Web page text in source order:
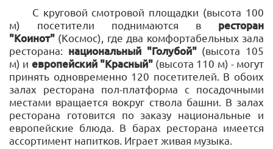
С круговой смотровой площадки (высота 100
м) посетители поднимаются в ресторан
"Коинот" (Космос), где два комфортабельных зала
ресторана: национальный "Голубой"(высота 105
м) и европейский "Красный"(высота 110 м) - могут
принять одновременно 120 посетителей. В обоих
залах ресторана пол-платформа с посадочными
местами вращается вокруг ствола башни. В залах
ресторана готовится по заказу национальные и
европейские блюда. В барах ресторана имеется
ассортимент напитков. Играет живая музыка.